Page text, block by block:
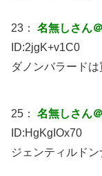
23： 名無しさん
ID:2jgK+v1C0
ダノンバラード
25： 名無しさん
ID:HgKgIOx70
ジェンティルド